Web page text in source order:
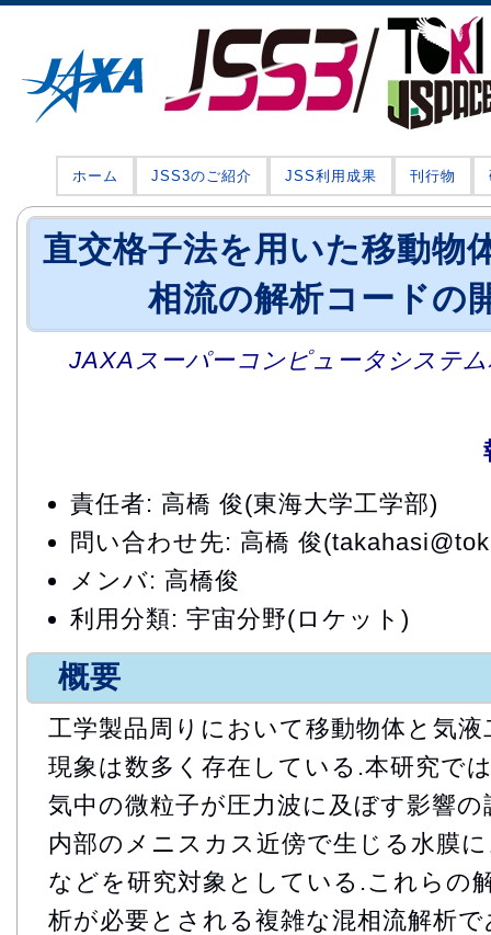
ホーム JSS3のご紹介 JSS利用成果 刊行物
直交格子法を用いた移動物
相流の解析コードの
JAXAスーパーコンピュータシステ
責任者: 高橋 俊(東海大学工学部)
問い合わせ先: 高橋 俊
メンバ: 高橋俊
利用分類: 宇宙分野(ロケット)
概要
工学製品周りにおいて移動物体と気
現象は数多く存在している.本研究で
気中の微粒子が圧力波に及ぼす影響
内部のメニスカス近傍で生じる水膜
などを研究対象としている.これらの
析が必要とされる複雑な混相流解析